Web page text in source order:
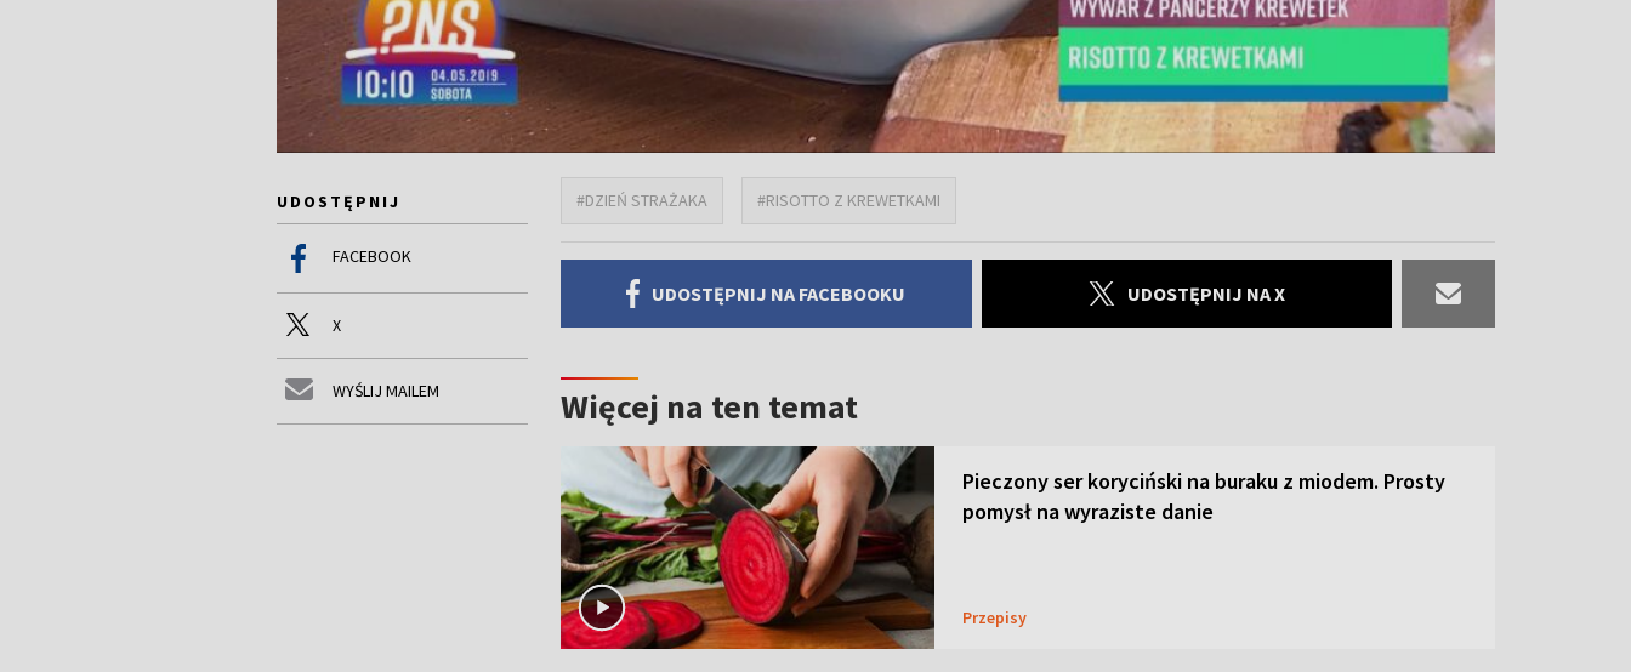
UDOSTĘPNIJ
FACEBOOK
X
WYŚLIJ MAILEM
#DZIEŃ STRAŻAKA #RISOTTO Z KREWETKAMI
UDOSTĘPNIJ NA FACEBOOKU UDOSTĘPNIJ NA X
Więcej na ten temat
Pieczony ser koryciński na buraku z miodem. Prosty
pomysł na wyraziste danie
Przepisy